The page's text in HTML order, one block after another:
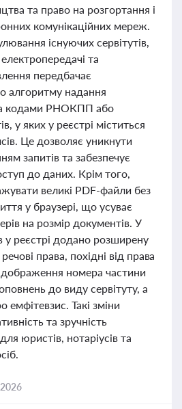
та право на розгортання і
комунікаційних мереж.
існуючих сервітутів,
та
передбачає
алгоритму надання
кодами РНОКПП або
у яких у реєстрі міститься
Це дозволяє уникнути
запитів та забезпечує
до даних. Крім того,
великі PDF-файли без
у браузері, що усуває
на розмір документів. У
у реєстрі додано розширену
права, похідні від права
номера частини
до виду сервітуту, а
Такі зміни
та зручність
юристів, нотаріусів та